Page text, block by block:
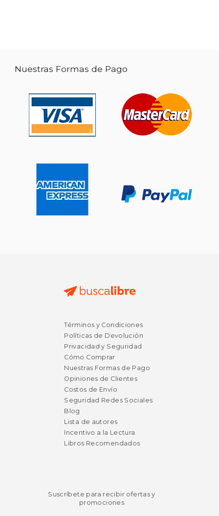
Nuestras Formas de Pago
Términos y Condiciones
Políticas de Devolución
Privacidad y Seguridad
Cómo Comprar
Nuestras Formas de Pago
Opiniones de Clientes
Costos de Envío
Seguridad Redes Sociales
Blog
Lista de autores
Incentivo a la Lectura
Libros Recomendados
Suscríbete para recibir ofertas y
promociones